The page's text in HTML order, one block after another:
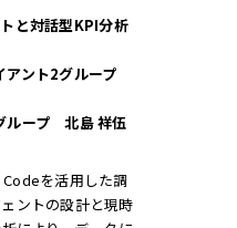
と対話型KPI分析
アント2グループ
ループ 北島 祥伍
を活用した調
ントの設計と現時